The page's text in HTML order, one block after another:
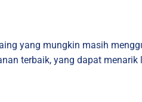
yang mungkin masih
terbaik, yang dapat menarik